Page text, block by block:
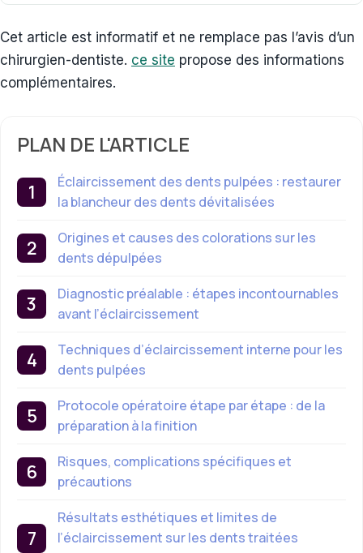
Cet article est informatif et ne remplace pas l’avis d’un
chirurgien-dentiste. ce site propose des informations
complémentaires.
PLAN DE L'ARTICLE
Éclaircissement des dents pulpées : restaurer
la blancheur des dents dévitalisées
Origines et causes des colorations sur les
dents dépulpées
Diagnostic préalable : étapes incontournables
avant l’éclaircissement
Techniques d’éclaircissement interne pour les
dents pulpées
Protocole opératoire étape par étape : de la
préparation à la finition
Risques, complications spécifiques et
précautions
Résultats esthétiques et limites de
l’éclaircissement sur les dents traitées